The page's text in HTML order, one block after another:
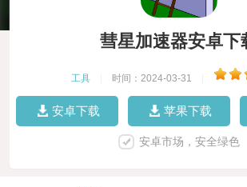
彗星加速器安卓下
工具 时间：2024-03-31
安卓下载 苹果下载
安卓市场，安全绿色